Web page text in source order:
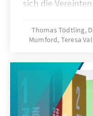
sich die
80. Sitzung der
in New York.
24. Oktober
existenziellen
Wandels und
die Organisation
Thomas Tödtling,
Mumford, Teresa Val